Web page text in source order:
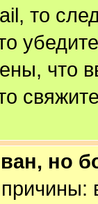
то
что
но